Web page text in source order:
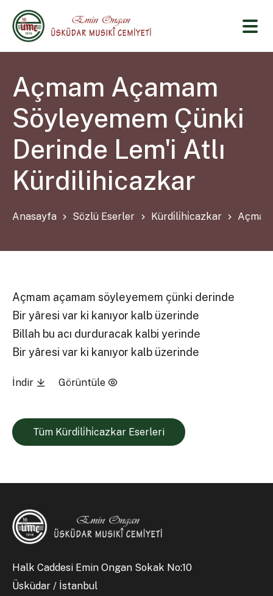
Açmam Açamam
Söyleyemem Çünki
Derinde Lem'i Atlı
Kürdilihicazkar
Anasayfa Sözlü Eserler Kürdi̇li̇hi̇cazkar
Açmam açamam söyleyemem çünki derinde
Bir yâresi var ki kanıyor kalb üzerinde
Billah bu acı durduracak kalbi yerinde
Bir yâresi var ki kanıyor kalb üzerinde
İndir Görüntüle
Tüm Kürdi̇li̇hi̇cazkar Eserleri
Halk Caddesi Emin Ongan Sokak No:10
Üsküdar / İstanbul